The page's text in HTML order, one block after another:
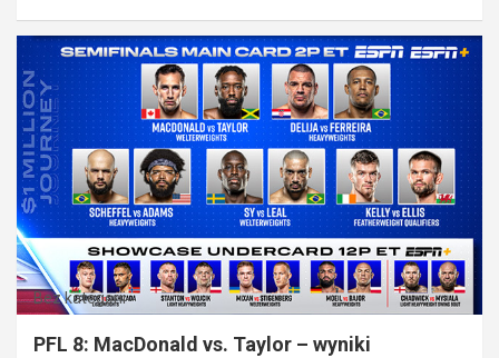
Bez kategorii
PFL 8: MacDonald vs. Taylor – wyniki